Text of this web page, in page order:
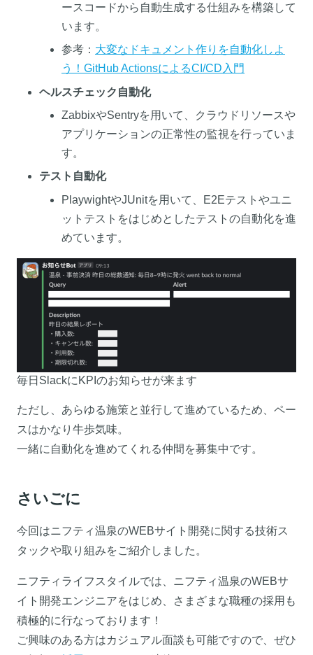
ースコードから自動生成する仕組みを構築して
います。
参考： 大変なドキュメント作りを自動化しよ
う！GitHub ActionsによるCI/CD入門
ヘルスチェック自動化
ZabbixやSentryを用いて、クラウドリソースや
アプリケーションの正常性の監視を行っていま
す。
テスト自動化
PlaywightやJUnitを用いて、E2Eテストやユニ
ットテストをはじめとしたテストの自動化を進
めています。
毎日SlackにKPIのお知らせが来ます
ただし、あらゆる施策と並行して進めているため、ペー
スはかなり牛歩気味。
一緒に自動化を進めてくれる仲間を募集中です。
さいごに
今回はニフティ温泉のWEBサイト開発に関する技術ス
タックや取り組みをご紹介しました。
ニフティライフスタイルでは、ニフティ温泉のWEBサ
イト開発エンジニアをはじめ、さまざまな職種の採用も
積極的に行なっております！
ご興味のある方はカジュアル面談も可能ですので、ぜひ